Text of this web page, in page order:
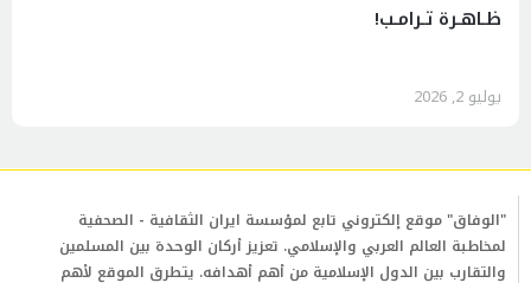
ظـاهـرة تـرامـب!
يوليو 2, 2026
"الوفاق" موقع إلكتروني تابع لمؤسسة ايران الثقافية - الصحفية
لمخاطبة العالم العربي والإسلامي. تعزيز أركان الوحدة بين المسلمين
والتقارب بين الدول الإسلامية من أهم أهدافه. يتطرق الموقع لأهم